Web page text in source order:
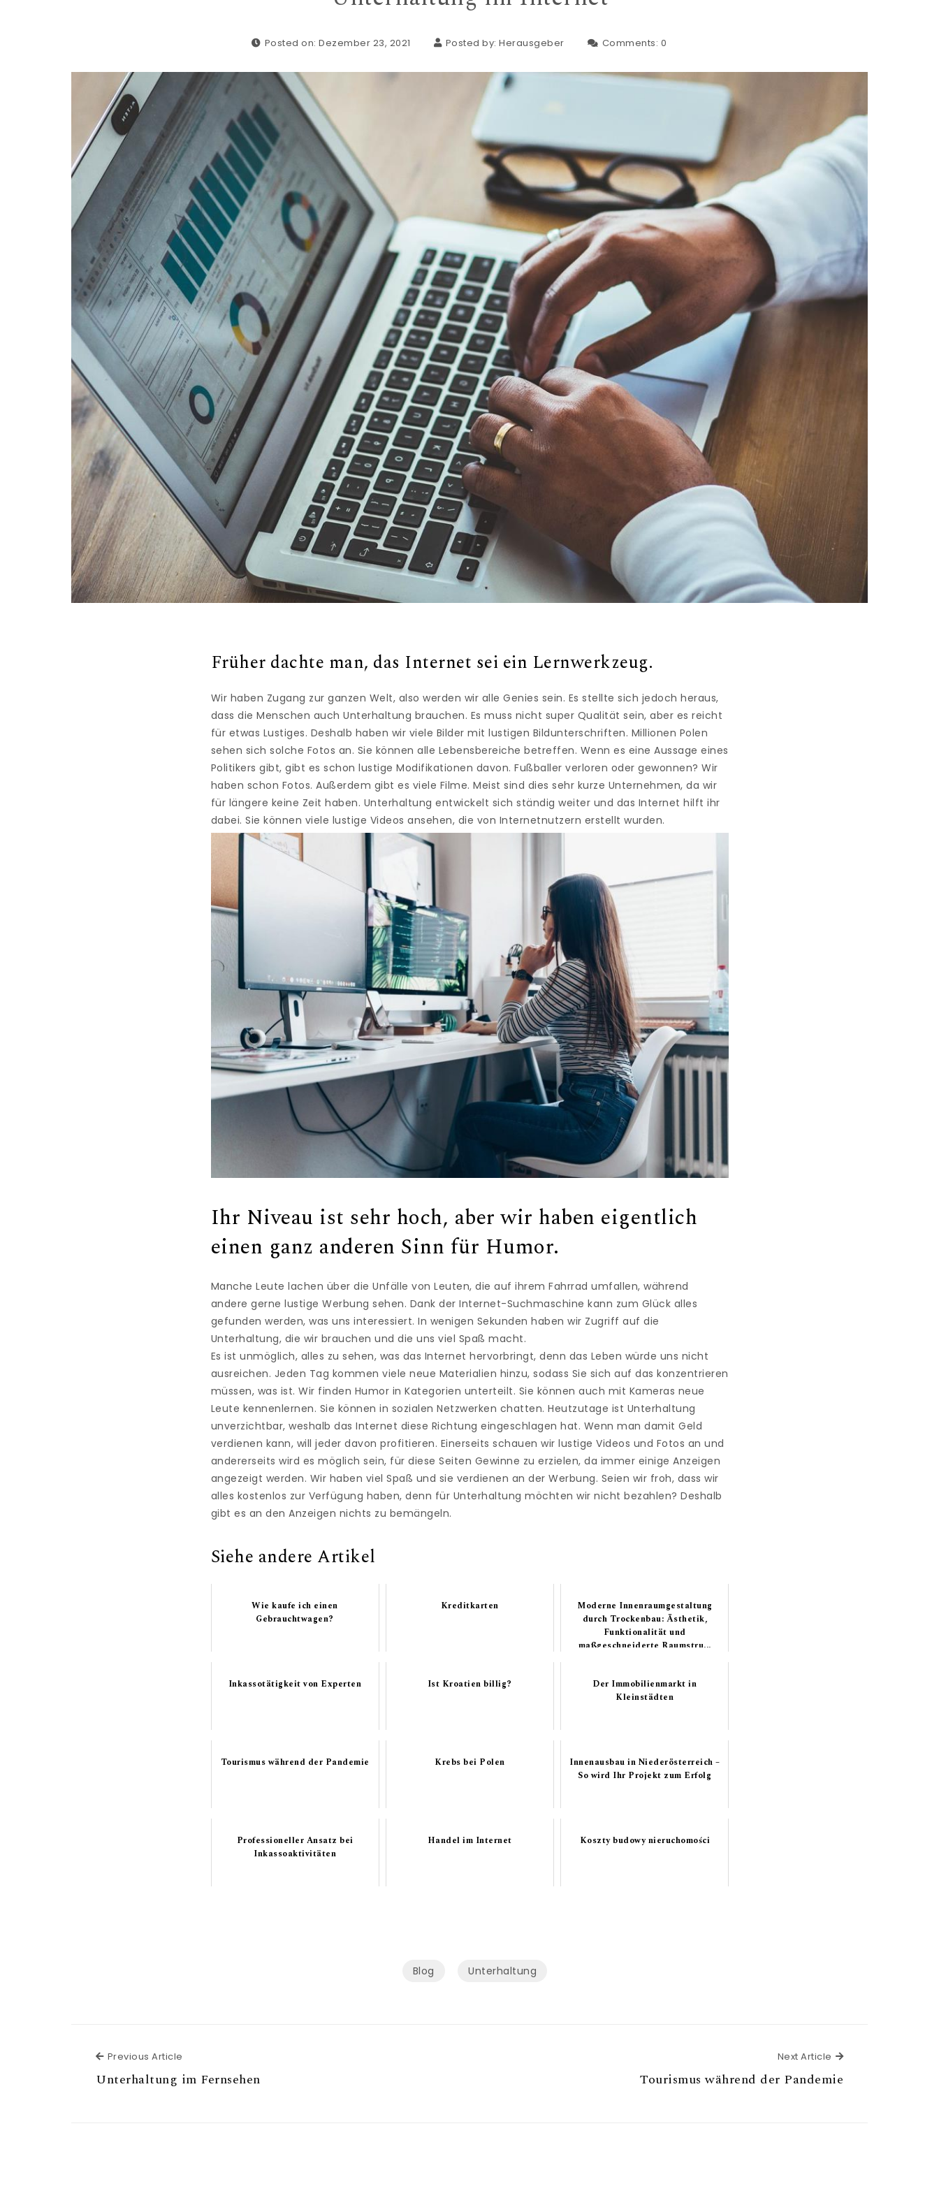
Posted on: Dezember 23, 2021 Posted by: Herausgeber Comments: 0
Früher dachte man, das Internet sei ein Lernwerkzeug.
Wir haben Zugang zur ganzen Welt, also werden wir alle Genies sein. Es stellte sich jedoch heraus,
dass die Menschen auch Unterhaltung brauchen. Es muss nicht super Qualität sein, aber es reicht
für etwas Lustiges. Deshalb haben wir viele Bilder mit lustigen Bildunterschriften. Millionen Polen
sehen sich solche Fotos an. Sie können alle Lebensbereiche betreffen. Wenn es eine Aussage eines
Politikers gibt, gibt es schon lustige Modifikationen davon. Fußballer verloren oder gewonnen? Wir
haben schon Fotos. Außerdem gibt es viele Filme. Meist sind dies sehr kurze Unternehmen, da wir
für längere keine Zeit haben. Unterhaltung entwickelt sich ständig weiter und das Internet hilft ihr
dabei. Sie können viele lustige Videos ansehen, die von Internetnutzern erstellt wurden.
Ihr Niveau ist sehr hoch, aber wir haben eigentlich
einen ganz anderen Sinn für Humor.
Manche Leute lachen über die Unfälle von Leuten, die auf ihrem Fahrrad umfallen, während
andere gerne lustige Werbung sehen. Dank der Internet-Suchmaschine kann zum Glück alles
gefunden werden, was uns interessiert. In wenigen Sekunden haben wir Zugriff auf die
Unterhaltung, die wir brauchen und die uns viel Spaß macht.
Es ist unmöglich, alles zu sehen, was das Internet hervorbringt, denn das Leben würde uns nicht
ausreichen. Jeden Tag kommen viele neue Materialien hinzu, sodass Sie sich auf das konzentrieren
müssen, was ist. Wir finden Humor in Kategorien unterteilt. Sie können auch mit Kameras neue
Leute kennenlernen. Sie können in sozialen Netzwerken chatten. Heutzutage ist Unterhaltung
unverzichtbar, weshalb das Internet diese Richtung eingeschlagen hat. Wenn man damit Geld
verdienen kann, will jeder davon profitieren. Einerseits schauen wir lustige Videos und Fotos an und
andererseits wird es möglich sein, für diese Seiten Gewinne zu erzielen, da immer einige Anzeigen
angezeigt werden. Wir haben viel Spaß und sie verdienen an der Werbung. Seien wir froh, dass wir
alles kostenlos zur Verfügung haben, denn für Unterhaltung möchten wir nicht bezahlen? Deshalb
gibt es an den Anzeigen nichts zu bemängeln.
Siehe andere Artikel
Wie kaufe ich einen
Gebrauchtwagen?
Kreditkarten
Moderne Innenraumgestaltung
durch Trockenbau: Ästhetik,
Funktionalität und
maßgeschneiderte Raumstru...
Inkassotätigkeit von Experten Ist Kroatien billig?
Der Immobilienmarkt in
Kleinstädten
Tourismus während der Pandemie Krebs bei Polen
Innenausbau in Niederösterreich –
So wird Ihr Projekt zum Erfolg
Professioneller Ansatz bei
Inkassoaktivitäten
Handel im Internet Koszty budowy nieruchomości
Blog Unterhaltung
Previous Article
Unterhaltung im Fernsehen
Next Article Next Article
Tourismus während der Pandemie